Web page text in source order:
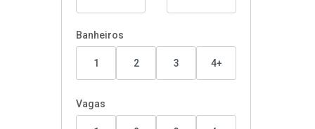
Banheiros
1 2 3 4+
Vagas